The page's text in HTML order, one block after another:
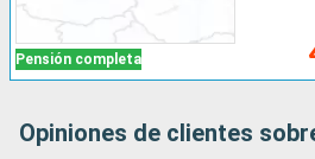
Pensión completa
Opiniones de clientes